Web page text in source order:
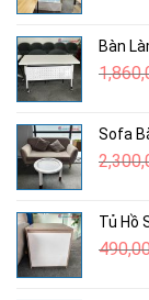
Bàn
Sofa
Tủ Hồ